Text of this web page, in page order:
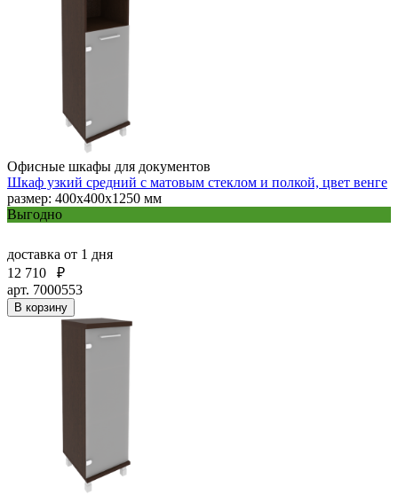
Офисные шкафы для документов
Шкаф узкий средний с матовым стеклом и полкой, цвет венге
размер: 400х400х1250 мм
Выгодно
доставка от 1 дня
12 710
₽
арт. 7000553
В корзину